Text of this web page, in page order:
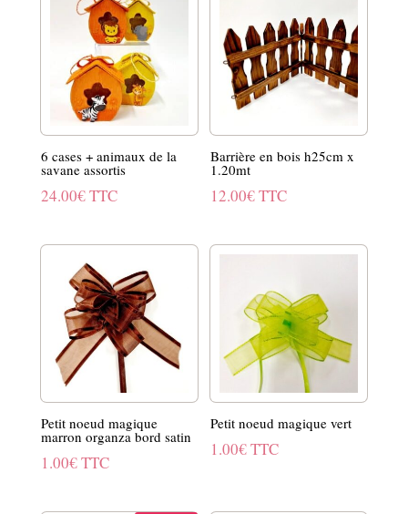
6 cases + animaux de la
savane assortis
24.00€TTC
Barrière en bois h25cm x
1.20mt
12.00€TTC
Petit noeud magique
marron organza bord satin
1.00€TTC
Petit noeud magique vert
1.00€TTC